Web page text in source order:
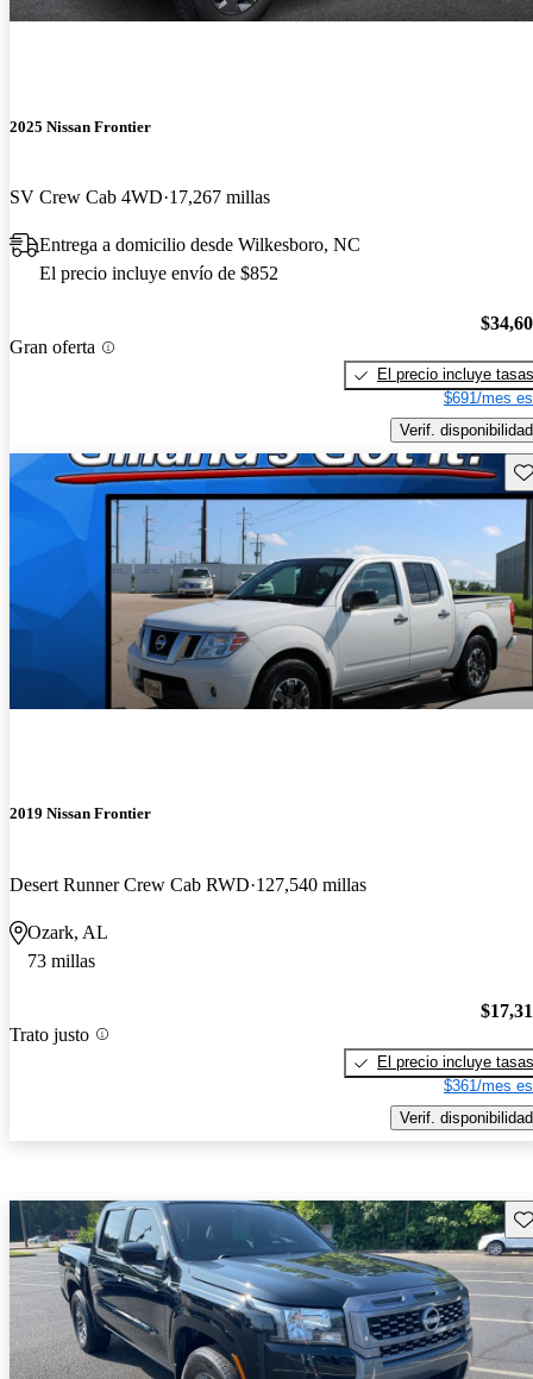
2025 Nissan Frontier
SV Crew Cab 4WD 17,267 millas
Entrega a domicilio desde Wilkesboro, NC
El precio incluye envío de $852
Gran oferta
El precio incluye tasas
$691/mes
Verif. disponibilidad
2019 Nissan Frontier
Desert Runner Crew Cab RWD 127,540 millas
Ozark, AL
73 millas
Trato justo
El precio incluye tasas
$361/mes
Verif. disponibilidad